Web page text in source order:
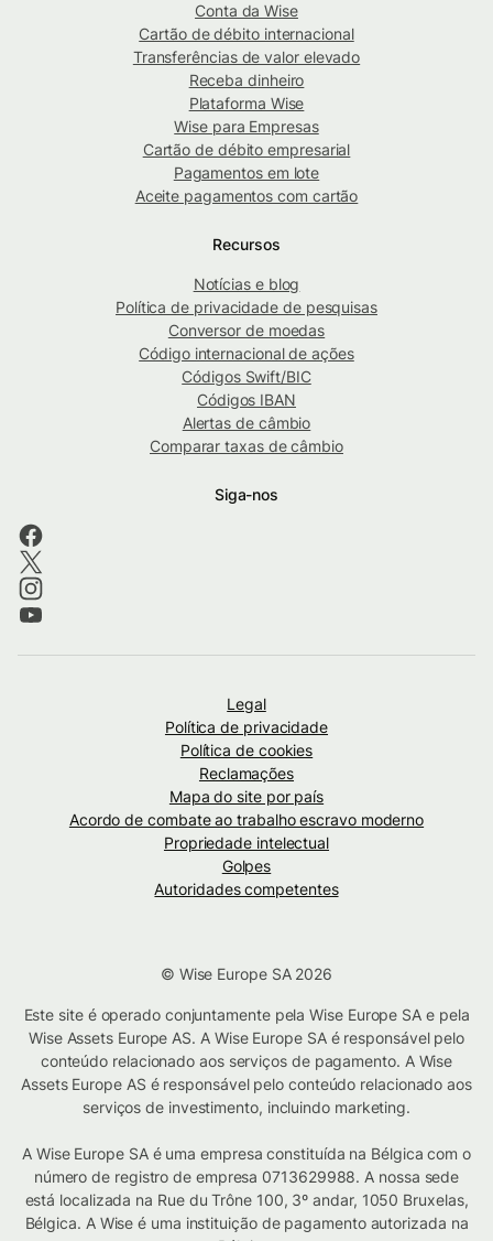
Conta da Wise
Cartão de débito internacional
Transferências de valor elevado
Receba dinheiro
Plataforma Wise
Wise para Empresas
Cartão de débito empresarial
Pagamentos em lote
Aceite pagamentos com cartão
Recursos
Notícias e blog
Política de privacidade de pesquisas
Conversor de moedas
Código internacional de ações
Códigos Swift/BIC
Códigos IBAN
Alertas de câmbio
Comparar taxas de câmbio
Siga-nos
Legal
Política de privacidade
Política de cookies
Reclamações
Mapa do site por país
Acordo de combate ao trabalho escravo moderno
Propriedade intelectual
Golpes
Autoridades competentes
© Wise Europe SA 2026
Este site é operado conjuntamente pela Wise Europe SA e pela
Wise Assets Europe AS. A Wise Europe SA é responsável pelo
conteúdo relacionado aos serviços de pagamento. A Wise
Assets Europe AS é responsável pelo conteúdo relacionado aos
serviços de investimento, incluindo marketing.
A Wise Europe SA é uma empresa constituída na Bélgica com o
número de registro de empresa 0713629988. A nossa sede
está localizada na Rue du Trône 100, 3º andar, 1050 Bruxelas,
Bélgica. A Wise é uma instituição de pagamento autorizada na